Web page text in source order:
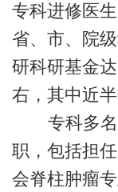
专科进修医
省、市、院
研科研基金
右，其中近半
专科多
职，包括担
会脊柱肿瘤